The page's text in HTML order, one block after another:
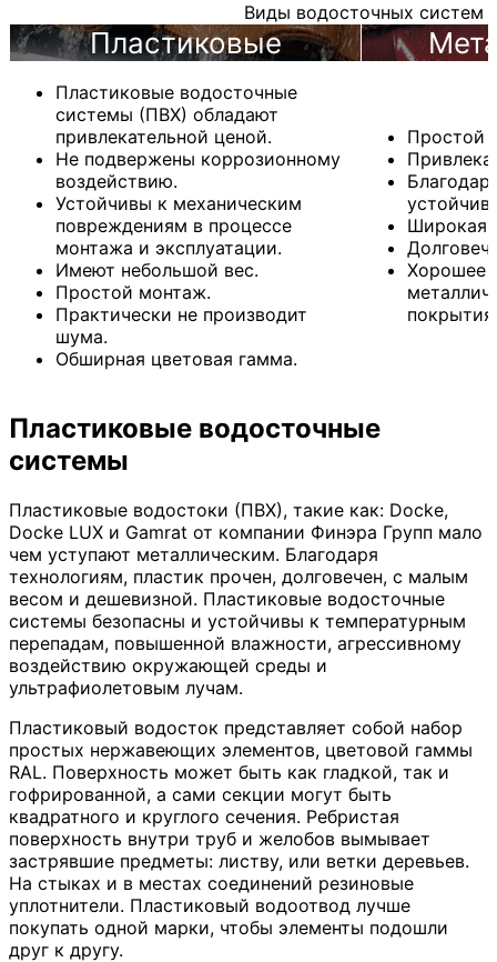
Виды водосточных систем
Пластиковые
Пластиковые водосточные
системы (ПВХ) обладают
привлекательной ценой.
Не подвержены коррозионному
воздействию.
Устойчивы к механическим
повреждениям в процессе
монтажа и эксплуатации.
Имеют небольшой вес.
Простой монтаж.
Практически не производит
шума.
Обширная цветовая гамма.
Простой
Широкая
Хорошее
Пластиковые водосточные
системы
Пластиковые водостоки (ПВХ), такие как: Docke,
Docke LUX и Gamrat от компании Финэра Групп мало
чем уступают металлическим. Благодаря
технологиям, пластик прочен, долговечен, с малым
весом и дешевизной. Пластиковые водосточные
системы безопасны и устойчивы к температурным
перепадам, повышенной влажности, агрессивному
воздействию окружающей среды и
ультрафиолетовым лучам.
Пластиковый водосток представляет собой набор
простых нержавеющих элементов, цветовой гаммы
RAL. Поверхность может быть как гладкой, так и
гофрированной, а сами секции могут быть
квадратного и круглого сечения. Ребристая
поверхность внутри труб и желобов вымывает
застрявшие предметы: листву, или ветки деревьев.
На стыках и в местах соединений резиновые
уплотнители. Пластиковый водоотвод лучше
покупать одной марки, чтобы элементы подошли
друг к другу.